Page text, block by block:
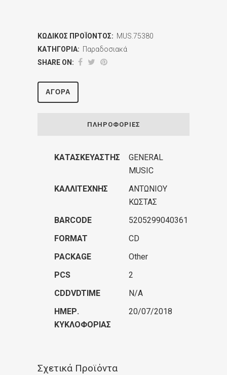
ΚΩΔΙΚΌΣ ΠΡΟΪΌΝΤΟΣ: MUS.75380
ΚΑΤΗΓΟΡΊΑ: Παραδοσιακά
SHARE ON:
ΑΓΟΡΆ
ΠΛΗΡΟΦΟΡΊΕΣ
ΚΑΤΑΣΚΕΥΑΣΤΉΣ
GENERAL
MUSIC
ΚΑΛΛΙΤΈΧΝΗΣ
ΑΝΤΩΝΙΟΥ
ΚΩΣΤΑΣ
BARCODE
5205299040361
FORMAT
CD
PACKAGE
Other
PCS
2
CDDVDTIME
N/A
ΗΜΕΡ.
ΚΥΚΛΟΦΟΡΊΑΣ
20/07/2018
Σχετικά Προϊόντα